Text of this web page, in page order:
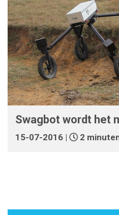
Swagbot wordt het
15-07-2016 | 2